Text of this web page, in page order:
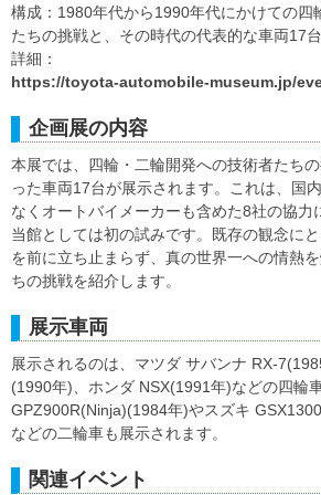
構成：1980年代から1990年代にかけての四
たちの挑戦と、その時代の代表的な車両17
詳細：
https://toyota-automobile-museum.jp/
企画展の内容
本展では、四輪・二輪開発への技術者たち
った車両17台が展示されます。これは、国
なくオートバイメーカーも含めた8社の協力
当館としては初の試みです。既存の観念に
を前に立ち止まらず、真の世界一への情熱
ちの挑戦を紹介します。
展示車両
展示されるのは、マツダ サバンナ RX-
(1990年)、ホンダ NSX(1991年)などの四輪
GPZ900R(Ninja)(1984年)やスズキ
などの二輪車も展示されます。
関連イベント